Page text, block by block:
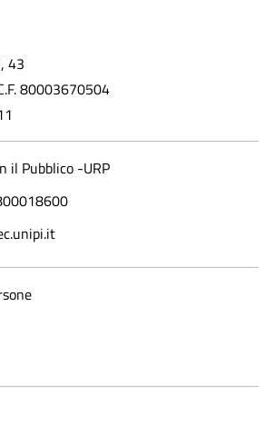
43
80003670504
il Pubblico -URP